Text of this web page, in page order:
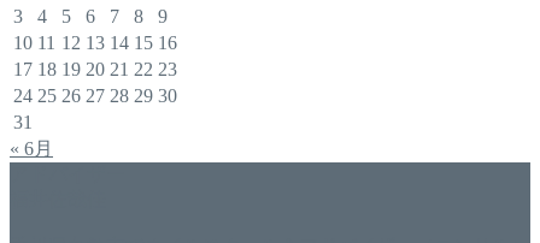
3
4 5 6 7 8
9
10 11 12 13 14 15 16
17 18 19 20 21 22 23
24 25 26 27 28 29 30
31
« 6月